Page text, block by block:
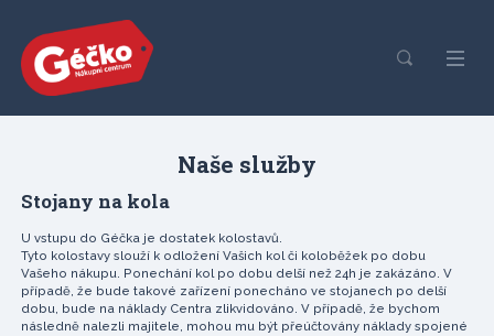
Naše služby
Stojany na kola
U vstupu do Géčka je dostatek kolostavů.
Tyto kolostavy slouží k odložení Vašich kol či koloběžek po dobu
Vašeho nákupu. Ponechání kol po dobu delší než 24h je zakázáno. V
případě, že bude takové zařízení ponecháno ve stojanech po delší
dobu, bude na náklady Centra zlikvidováno. V případě, že bychom
následně nalezli majitele, mohou mu být přeúčtovány náklady spojené